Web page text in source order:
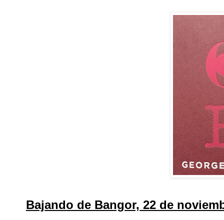
Bajando de Bangor, 22 de